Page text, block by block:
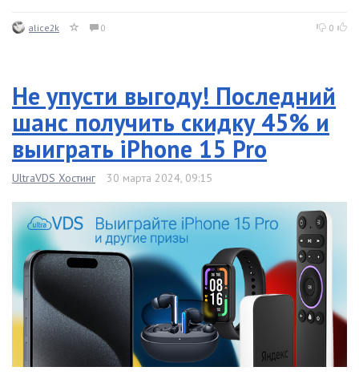
alice2k 0 0
Не упусти выгоду! Последний
шанс получить скидку 45% и
выиграть iPhone 15 Pro
UltraVDS Хостинг 30 марта 2024, 09:15